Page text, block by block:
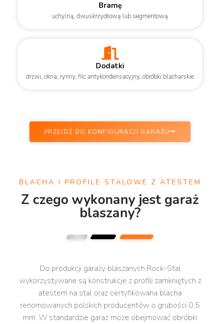
Bramę
uchylną, dwuskrzydłową lub segmentową
Dodatki
drzwi, okna, rynny, filc antykondensacyjny, obróbki blacharskie
PRZEJDŹ DO KONFIGURACJI GARAŻU
BLACHA I PROFILE STALOWE Z ATESTEM
Z czego wykonany jest garaż
blaszany?
Do produkcji garaży blaszanych Rock-Stal
wykorzystywane są konstrukcje z profili zamkniętych z
atestem na stal oraz certyfikowana blacha
renomowanych polskich producentów o grubości 0,5
mm. W standardzie garaż może obejmować obróbki